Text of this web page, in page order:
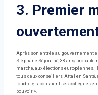
3. Premier
Après son entrée au gouvernement
Stéphane Séjourné, 38 ans, probable
marche, aux élections européennes.
tous deux conseillers, Attal en Santé,
foudre », racontaient ses collègues en
pouvoir ».